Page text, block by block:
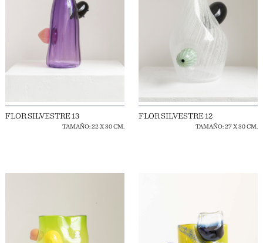
FLOR SILVESTRE 13
TAMAÑO: 22 X 30 CM.
FLOR SILVESTRE 12
TAMAÑO: 27 X 30 CM.